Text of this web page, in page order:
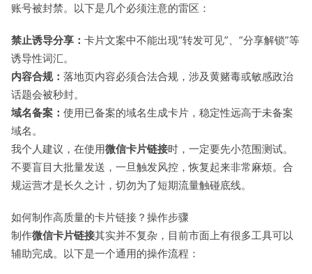
账号被封禁。以下是几个必须注意的雷区：
禁止诱导分享： 卡片文案中不能出现“转发可见”、“分享解锁”等
诱导性词汇。
内容合规： 落地页内容必须合法合规，涉及黄赌毒或敏感政治
话题会被秒封。
域名备案： 使用已备案的域名生成卡片，稳定性远高于未备案
域名。
我个人建议，在使用微信卡片链接时，一定要先小范围测试。
不要盲目大批量发送，一旦触发风控，恢复起来非常麻烦。合
规运营才是长久之计，切勿为了短期流量触碰底线。
如何制作高质量的卡片链接？操作步骤
制作微信卡片链接其实并不复杂，目前市面上有很多工具可以
辅助完成。以下是一个通用的操作流程：